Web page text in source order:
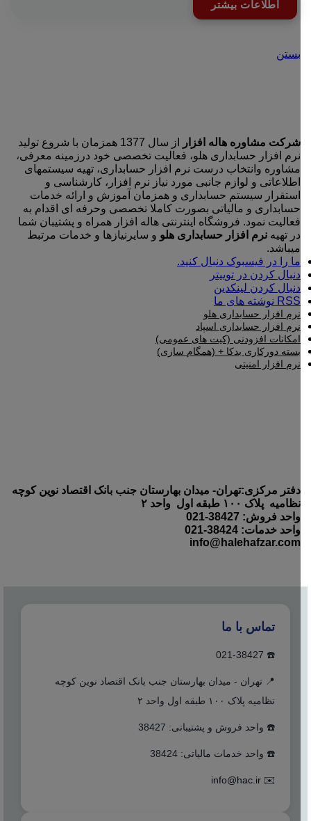
اطلاعات بیشتر
بستن
شرکت مشاوره هاله افزار
از سال 1377 همزمان با شروع تولید
نرم افزار حسابداری هلو، فعالیت تخصصی خود درزمینه معرفی،
مشاوره وانتخاب درست نرم افزار حسابداری، تهیه سیستمهای
اطلاعاتی و لوازم جانبی مورد نیاز نرم افزار، کارشناسی و
استقرار سیستم حسابداری و همزمان آموزش و ارائه خدمات
حسابداری و مالیاتی بصورت کاملا تخصصی وحرفه ای اقدام به
فعالیت نمود. فروشگاه اینترنتی هاله افزار همراه و پشتیبان شما
در تهیه نرم افزار حسابداری هلو و سایرنیازها و خدمات مرتبط
میباشد.
ما را در فیسبوک دنبال کنید.
دنبال کردن در توییتر
دنبال کردن لینکدین
RSS نوشته های ما
نرم افزار حسابداری هلو
نرم افزار حسابداری اسپاد
امکانات افزودنی (کیت های عمومی)
بسته دورکاری بدکا + (همگام سازی)
نرم افزار امنیتی
دفتر مرکزی:تهران- میدان بهارستان جنب بانک اقتصاد نوین کوچه
نظامیه پلاک ۱۰۰ طبقه اول واحد ۲
واحد فروش: 38427-021
واحد خدمات: 38424-021
info@halehafzar.com
تماس با ما
☎️ 021-38427
📍 تهران - میدان بهارستان جنب بانک اقتصاد نوین کوچه
نظامیه پلاک ۱۰۰ طبقه اول واحد ۲
☎️ واحد فروش و پشتیبانی: 38427
☎️ واحد خدمات مالیاتی: 38424
✉️
info@hac.ir